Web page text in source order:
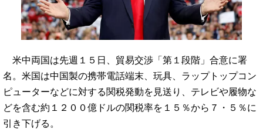
米中両国は先週１５日、貿易交渉「第１段階」合意に署
名。米国は中国製の携帯電話端末、玩具、ラップトップコン
ピューターなどに対する関税発動を見送り、テレビや履物な
どを含む約１２００億ドルの関税率を１５％から７・５％に
引き下げる。